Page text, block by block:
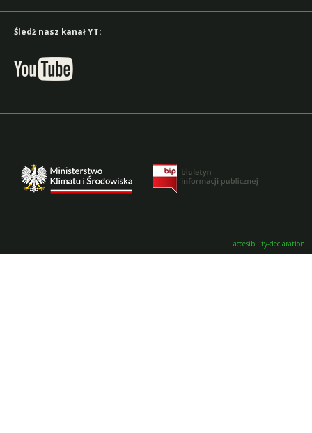
Śledź nasz kanał YT:
accesibility-declaration